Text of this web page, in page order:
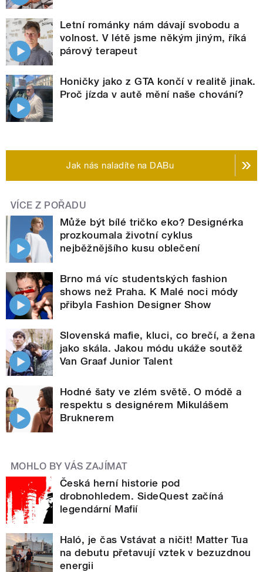
Letní románky nám dávají svobodu a
volnost. V létě jsme někým jiným, říká
párový terapeut
Honičky jako z GTA končí v realitě jinak.
Proč jízda v autě mění naše chování?
Jak nás naladíte na DABu
VÍCE Z POŘADU
Může být bílé tričko eko? Designérka
prozkoumala životní cyklus
nejběžnějšího kusu oblečení
Brno má víc studentských fashion
shows než Praha. K Malé noci módy
přibyla Fashion Designer Show
Slovenská mafie, kluci, co brečí, a žena
jako skála. Jakou módu ukáže soutěž
Van Graaf Junior Talent
Hodné šaty ve zlém světě. O módě a
respektu s designérem Mikulášem
Bruknerem
MOHLO BY VÁS ZAJÍMAT
Česká herní historie pod
drobnohledem. SideQuest začíná
legendární Mafií
Haló, je čas Vstávat a ničit! Matter Tua
na debutu přetavují vztek v bezuzdnou
energii